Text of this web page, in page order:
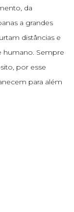
da
a grandes
distâncias e
humano. Sempre
por esse
para além